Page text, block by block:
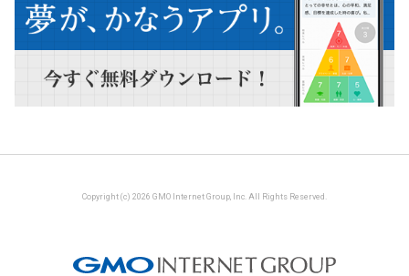
Copyright (c) 2026 GMO Internet Group, Inc. All Rights Reserved.